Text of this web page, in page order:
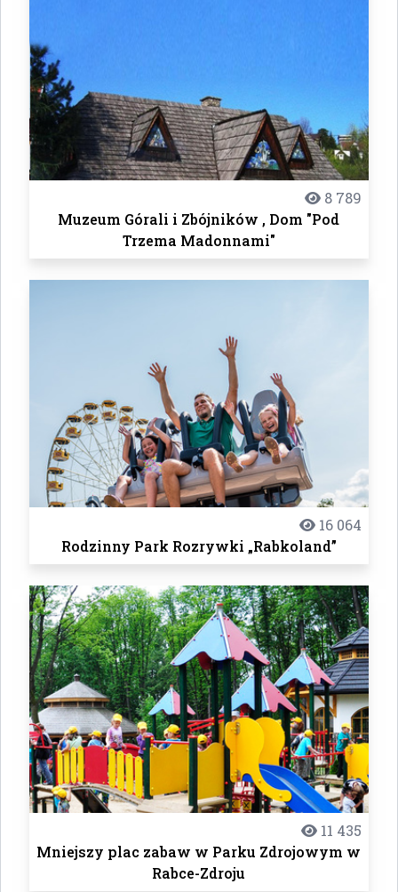
8 789
Muzeum Górali i Zbójników , Dom "Pod
Trzema Madonnami"
16 064
Rodzinny Park Rozrywki „Rabkoland”
11 435
Mniejszy plac zabaw w Parku Zdrojowym w
Rabce-Zdroju